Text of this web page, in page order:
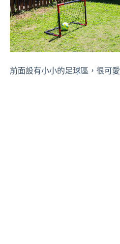
前面設有小小的足球區，很可愛